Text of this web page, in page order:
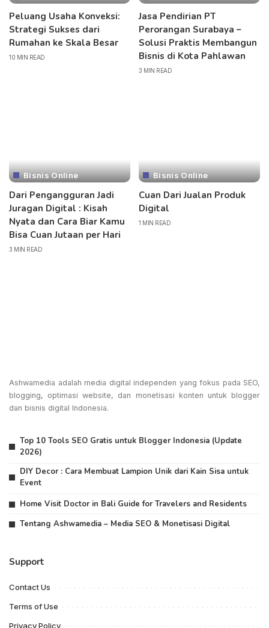
Peluang Usaha Konveksi:
Strategi Sukses dari
Rumahan ke Skala Besar
10 MIN READ
Jasa Pendirian PT
Perorangan Surabaya –
Solusi Praktis Membangun
Bisnis di Kota Pahlawan
3 MIN READ
Bisnis Online
Dari Pengangguran Jadi
Juragan Digital : Kisah
Nyata dan Cara Biar Kamu
Bisa Cuan Jutaan per Hari
3 MIN READ
Bisnis Online
Cuan Dari Jualan Produk
Digital
1 MIN READ
Ashwamedia adalah media digital independen yang fokus pada SEO,
blogging, optimasi website, dan monetisasi konten untuk blogger
dan bisnis digital Indonesia.
Top 10 Tools SEO Gratis untuk Blogger Indonesia (Update
2026)
DIY Decor : Cara Membuat Lampion Unik dari Kain Sisa untuk
Event
Home Visit Doctor in Bali Guide for Travelers and Residents
Tentang Ashwamedia – Media SEO & Monetisasi Digital
Support
Contact Us
Terms of Use
Privacy Policy